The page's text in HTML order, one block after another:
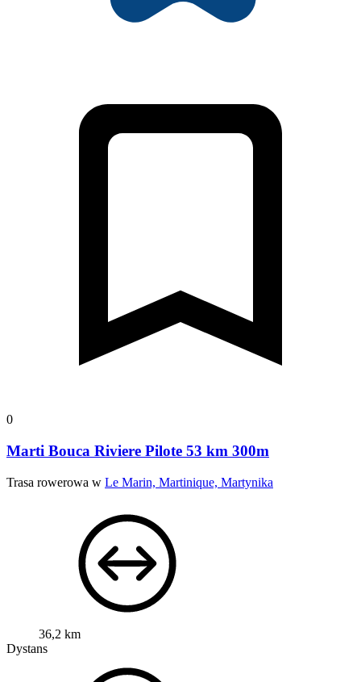
0
Marti Bouca Riviere Pilote 53 km 300m
Trasa rowerowa w Le Marin, Martinique, Martynika
36,2 km
Dystans